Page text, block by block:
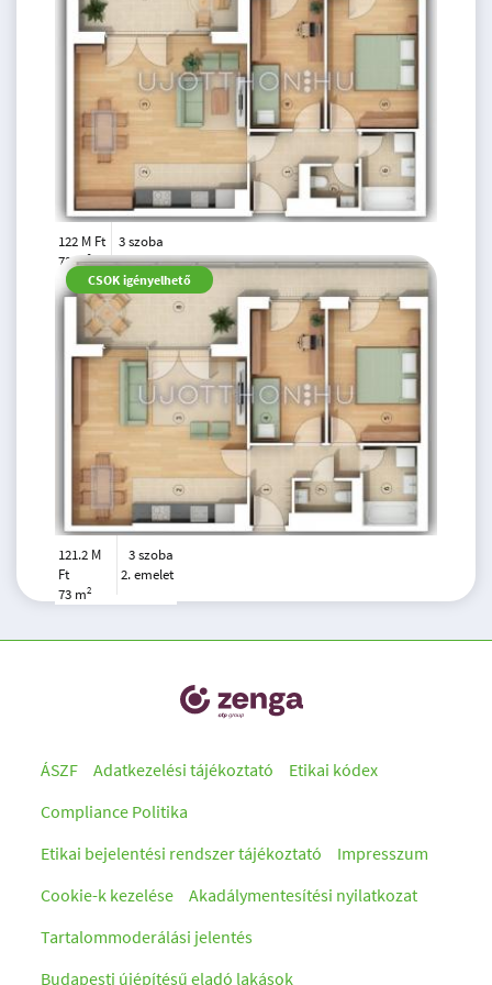
122 M Ft
73 m2
3 szoba
3.
emelet
CSOK igényelhető
121.2 M
Ft
73 m2
3 szoba
2. emelet
ÁSZF Adatkezelési tájékoztató
Etikai kódex
Compliance Politika
Etikai bejelentési rendszer tájékoztató
Impresszum
Cookie-k kezelése
Akadálymentesítési nyilatkozat
Tartalommoderálási jelentés
Budapesti újépítésű eladó lakások